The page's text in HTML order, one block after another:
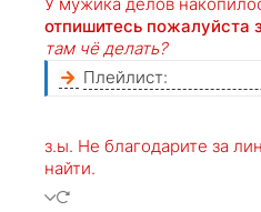
отпишитесь пожалуйста
там чё делать?
Плейлист:
з.ы. Не благодарите за
найти.